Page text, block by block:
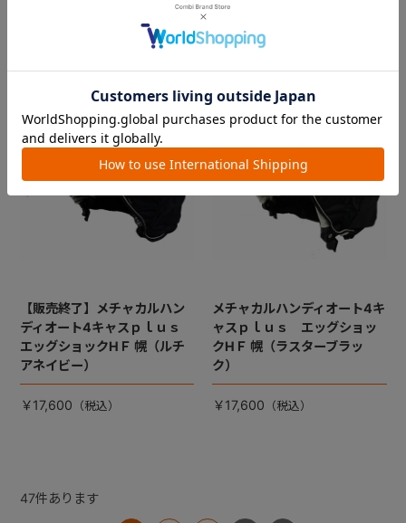
￥17,600
【販売終了】メチャカルハン
ディオート4キャスｐｌｕｓ
エッグショックHＦ 幌（ルチ
アネイビー）
￥17,600
メチャカルハンディオート4キ
ャスｐｌｕｓ エッグショッ
クHＦ 幌（ラスターブラッ
ク）
￥17,600
47件あります